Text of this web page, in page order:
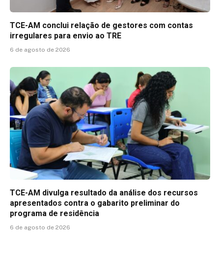
TCE-AM conclui relação de gestores com contas
irregulares para envio ao TRE
6 de agosto de 2026
TCE-AM divulga resultado da análise dos recursos
apresentados contra o gabarito preliminar do
programa de residência
6 de agosto de 2026